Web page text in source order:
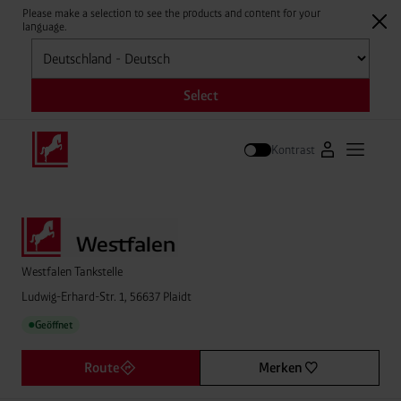
Please make a selection to see the products and content for your
language.
Auswählen
Select
Kontrast Zum
Westfalen Tankstelle
Ludwig-Erhard-Str. 1, 56637 Plaidt
● Geöffnet
Route Merken